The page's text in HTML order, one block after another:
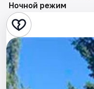
Театр
Стендап
Выставки
Экскурсии
Ночной режим